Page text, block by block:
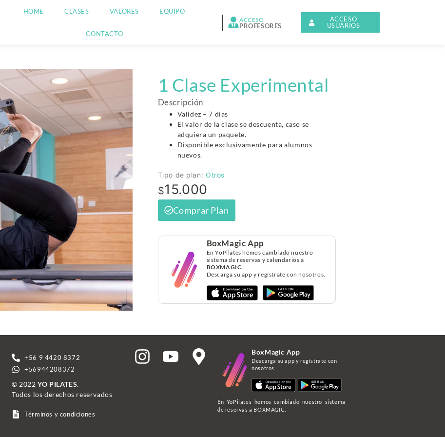
HOME CLASES VALORES EQUIPO
CONTACTO
ACCESO
PROFESORES
ACCESO
USUARIOS
1 Clase Experimental
Descripción
Validez – 7 días
El valor de la clase se descuenta, caso se
adquiera un paquete.
Disponible exclusivamente para alumnos
nuevos.
Tipo de plan: Otros
$15.000
Comprar Plan
BoxMagic App
En YoPilates hemos cambiado nuestro
sistema de reservas y calendarios a
BOXMAGIC.
Descarga su app y regístrate con nosotros.
+56 9 4420 8372
+56944208372
© 2022YO PILATES.
Todos los derechos reservados
Términos y condiciones
BoxMagic App
Descarga su app y regístrate con
nosotros.
En YoPilates hemos cambiado nuestro sistema
de reservas a BOXMAGIC.